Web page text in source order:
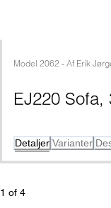
Model 2062 - Af Erik
EJ220
Detaljer Varianter
1 of 4